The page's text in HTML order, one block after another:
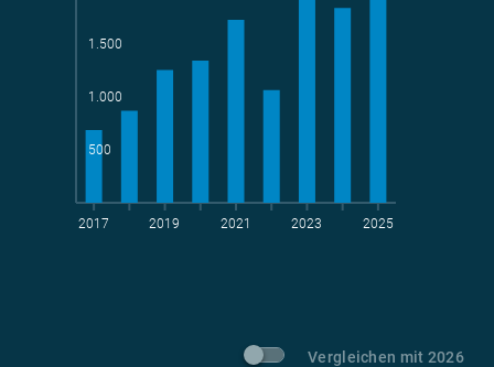
Teams
-Vermeidung
2017 2019 2021 2023 2025
500
1.000
1.500
Vergleichen mit 2026